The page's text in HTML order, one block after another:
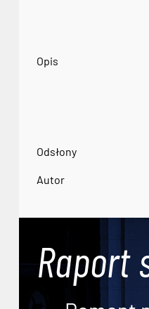
Opis
Odsłony
Autor
Raport